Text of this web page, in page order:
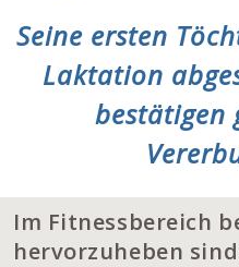
Seine ersten
Laktation
bestätigen
Im Fitnessbereich
hervorzuheben